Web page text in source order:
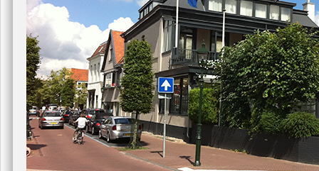
bijbehorende nieuwe kaart met veel keuze uit
kleinere gerechten en dit toprestaurant kan weer een
paar goede jaren tegemoet.